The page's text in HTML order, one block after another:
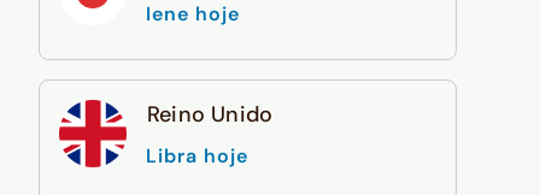
Iene hoje
Reino Unido
Libra hoje